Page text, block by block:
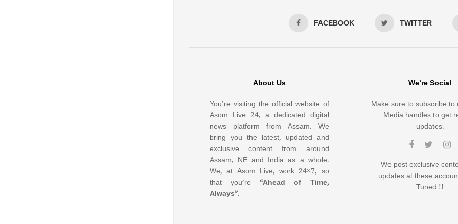
FACEBOOK TWITTER
About Us
You’re visiting the official website of
Asom Live 24, a dedicated digital
news platform from Assam. We
bring you the latest, updated and
exclusive content from around
Assam, NE and India as a whole.
We, at Asom Live, work 24×7, so
that you’re“Ahead of Time,
Always”.
We’re Social
Make sure to subscribe to
Media handles to get
updates.
We post exclusive
updates at these
Tuned !!